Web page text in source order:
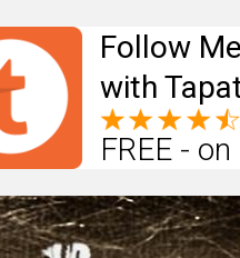
Follow
with
FREE -